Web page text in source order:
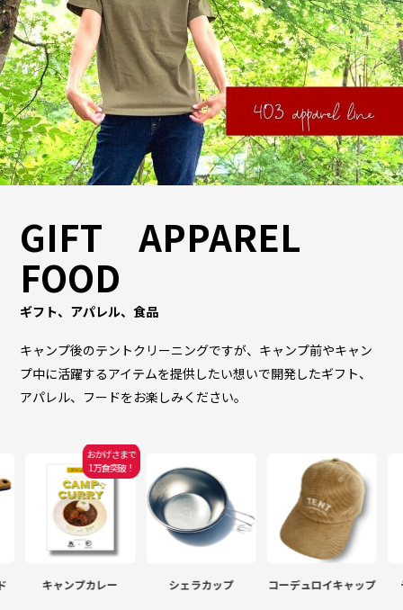
GIFT APPAREL
FOOD
ギフト、アパレル、食品
キャンプ後のテントクリーニングですが、キャンプ前やキャン
プ中に活躍するアイテムを提供したい想いで開発したギフト、
アパレル、フードをお楽しみください。
おかげさまで
1万食突破！
キャンプカレー シェラカップ コーデュロイキャップ